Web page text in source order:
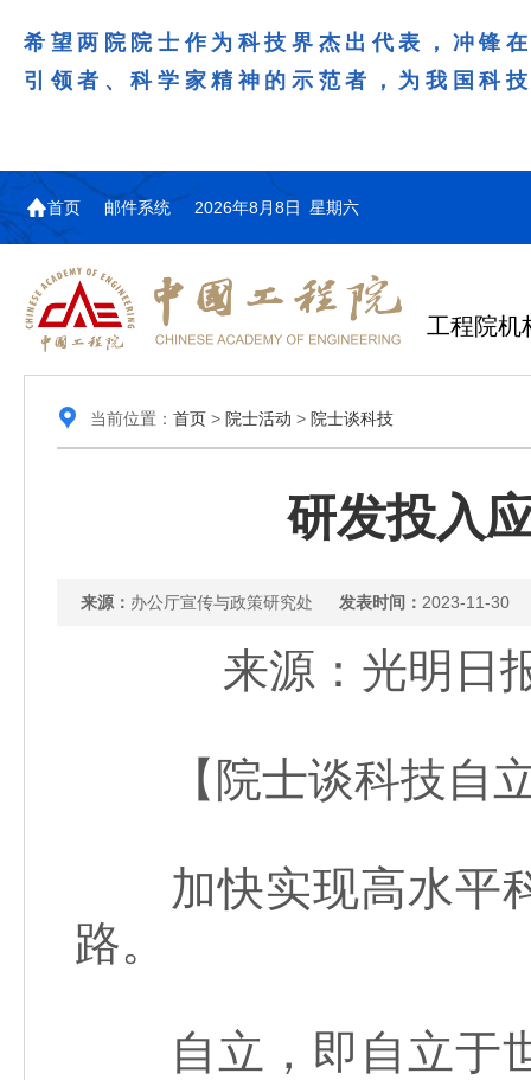
希望两院院士作为科技界杰出代表，冲锋
引领者、科学家精神的示范者，为我国科
首页 邮件系统 2026年8月8日 星期六
工程院机
当前位置： 首页> 院士活动 > 院士谈科技
研发投入
来源： 办公厅宣传与政策研究处 发表时间： 2023-11-30
来源：光明
【院士谈科技自
加快实现高水平科
路。
自立，即自立于世